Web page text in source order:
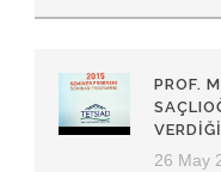
PROF.
26 May